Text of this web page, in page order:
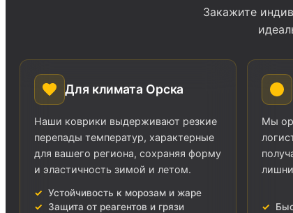
Закажите
Для климата Орска
Наши коврики выдерживают резкие
перепады температур, характерные
для вашего региона, сохраняя форму
и эластичность зимой и летом.
Устойчивость к морозам и жаре
Защита от реагентов и грязи
Мы